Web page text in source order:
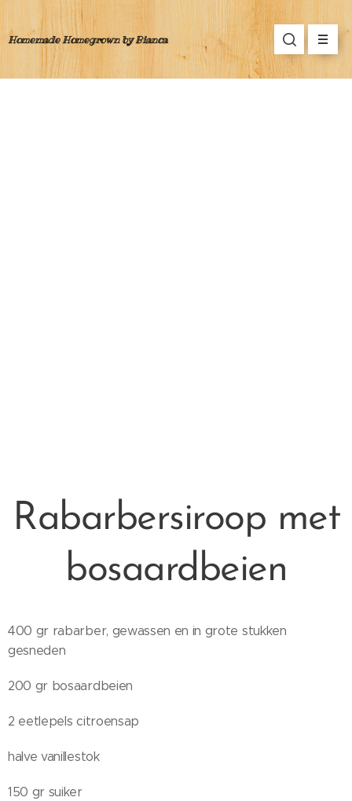
Homemade Homegrown by Bianca
Rabarbersiroop met
bosaardbeien
400 gr rabarber, gewassen en in grote stukken
gesneden
200 gr bosaardbeien
2 eetlepels citroensap
halve vanillestok
150 gr suiker